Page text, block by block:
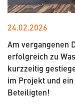
24.02.2026
Am vergangenen
erfolgreich zu
kurzzeitig
im Projekt und
Beteiligten!